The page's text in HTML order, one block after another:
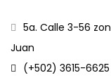
5a. Calle 3-56
Juan
(+502) 3615-